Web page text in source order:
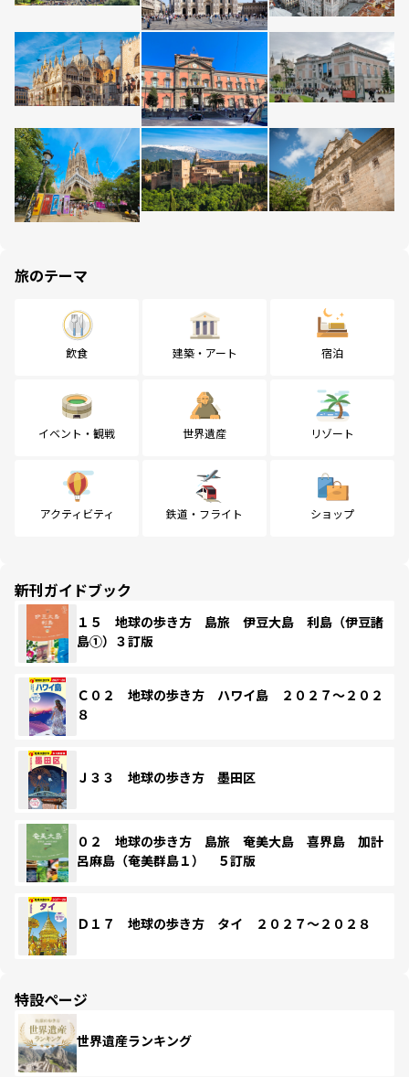
旅のテーマ
飲食 建築・アート 宿泊
イベント・観戦 世界遺産 リゾート
アクティビティ 鉄道・フライト ショップ
新刊ガイドブック
１５ 地球の歩き方 島旅 伊豆大島 利島（伊豆諸
島①）３訂版
Ｃ０２ 地球の歩き方 ハワイ島 ２０２７～２０２
８
Ｊ３３ 地球の歩き方 墨田区
０２ 地球の歩き方 島旅 奄美大島 喜界島 加計
呂麻島（奄美群島１） ５訂版
Ｄ１７ 地球の歩き方 タイ ２０２７～２０２８
特設ページ
世界遺産ランキング